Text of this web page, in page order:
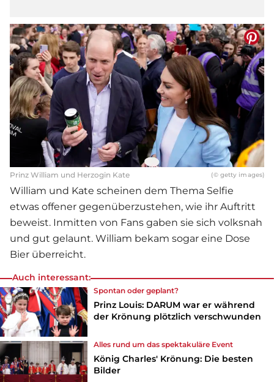
Prinz William und Herzogin Kate (© getty images)
William und Kate scheinen dem Thema Selfie
etwas offener gegenüberzustehen, wie ihr Auftritt
beweist. Inmitten von Fans gaben sie sich volksnah
und gut gelaunt. William bekam sogar eine Dose
Bier überreicht.
Auch interessant:
Spontan oder geplant?
Prinz Louis: DARUM war er während
der Krönung plötzlich verschwunden
Alles rund um das spektakuläre Event
König Charles' Krönung: Die besten
Bilder